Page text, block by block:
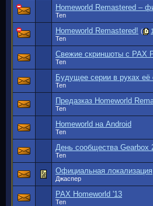
Homeworld Remastered –
Ten
Homeworld Remastered! ( 1
Ten
Свежие скриншоты с PAX
Ten
Будущее серии в руках её
Ten
Предазказ Homeworld
Ten
Homeworld на Android
Ten
День сообщества Gearbox
Ten
Официальная локализация
Джаспер
PAX Homeworld '13
Ten